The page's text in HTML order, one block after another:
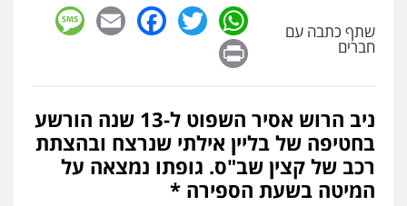
שתף כתבה עם
חברים
WhatsApp
Twitter
Facebook
Email
ניב הרוש אסיר השפוט ל-13 שנה הורשע
בחטיפה של בליין אילתי שנרצח ובהצתת
רכב של קצין שב"ס. גופתו נמצאה על
המיטה בשעת הספירה *